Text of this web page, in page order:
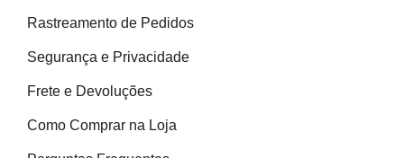
Rastreamento de Pedidos
Segurança e Privacidade
Frete e Devoluções
Como Comprar na Loja